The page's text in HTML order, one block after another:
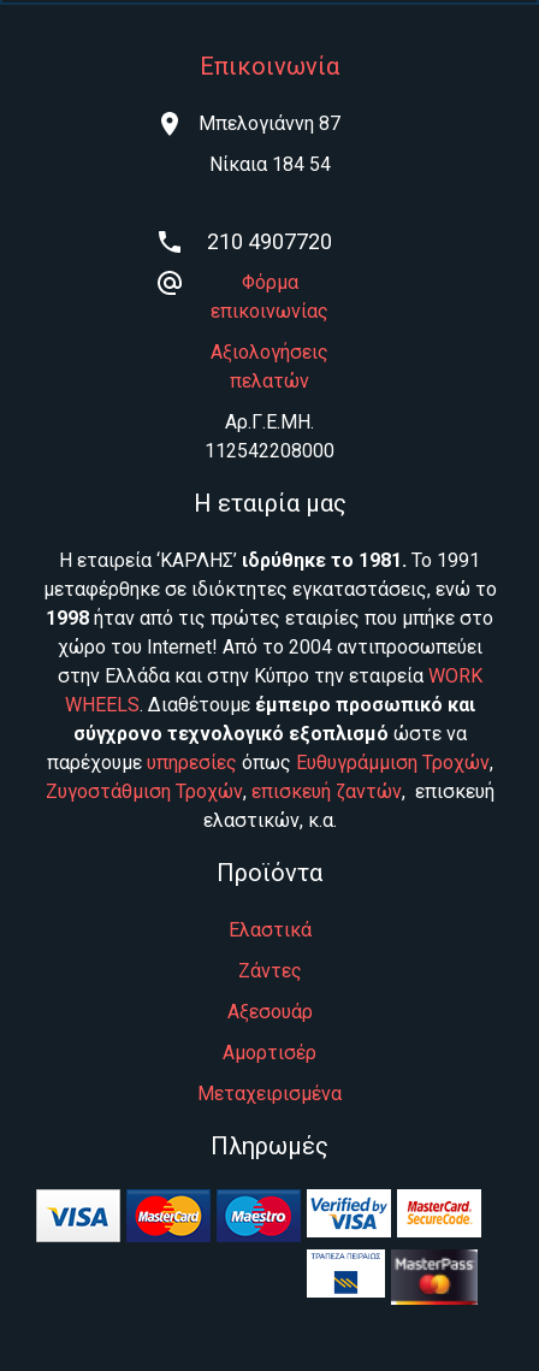
Επικοινωνία
Μπελογιάννη 87
Νίκαια 184 54
210 4907720
Φόρμα
επικοινωνίας
Αξιολογήσεις
πελατών
Aρ.Γ.Ε.ΜΗ.
112542208000
Η εταιρία μας
Η εταιρεία ‘ΚΑΡΛΗΣ’ ιδρύθηκε το 1981. Το 1991
μεταφέρθηκε σε ιδιόκτητες εγκαταστάσεις, ενώ το
1998 ήταν από τις πρώτες εταιρίες που μπήκε στο
χώρο του Internet! Από το 2004 αντιπροσωπεύει
στην Ελλάδα και στην Κύπρο την εταιρεία WORK
WHEELS. Διαθέτουμε έμπειρο προσωπικό και
σύγχρονο τεχνολογικό εξοπλισμό ώστε να
παρέχουμε υπηρεσίες όπως Ευθυγράμμιση Τροχών,
Ζυγοστάθμιση Τροχών, επισκευή ζαντών, επισκευή
ελαστικών, κ.α.
Προϊόντα
Ελαστικά
Ζάντες
Αξεσουάρ
Αμορτισέρ
Μεταχειρισμένα
Πληρωμές